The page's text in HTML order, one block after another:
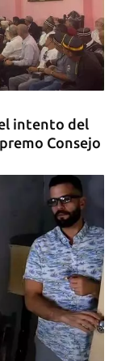
intento del
Consejo